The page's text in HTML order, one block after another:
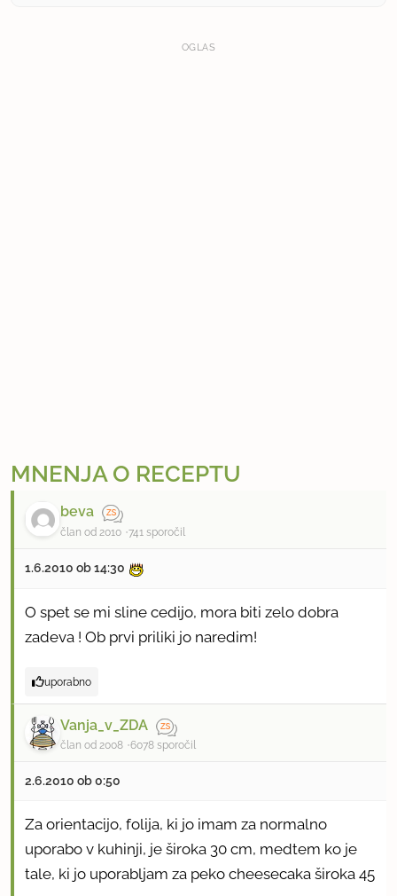
OGLAS
MNENJA O RECEPTU
beva
član od 2010 741 sporočil
1.6.2010 ob 14:30
O spet se mi sline cedijo, mora biti zelo dobra
zadeva ! Ob prvi priliki jo naredim!
uporabno
Vanja_v_ZDA
član od 2008 6078 sporočil
2.6.2010 ob 0:50
Za orientacijo, folija, ki jo imam za normalno
uporabo v kuhinji, je široka 30 cm, medtem ko je
tale, ki jo uporabljam za peko cheesecaka široka 45